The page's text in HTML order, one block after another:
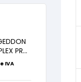
PRO
IVA